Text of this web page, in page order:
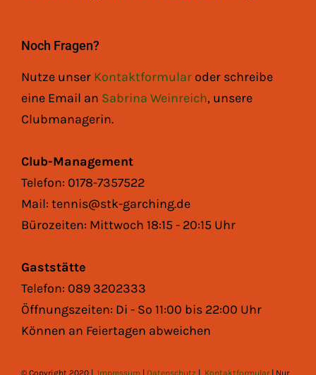
Noch Fragen?
Nutze unser Kontaktformular oder schreibe
eine Email an Sabrina Weinreich, unsere
Clubmanagerin.
Club-Management
Telefon: 0178-7357522
Mail: tennis@stk-garching.de
Bürozeiten: Mittwoch 18:15 - 20:15 Uhr
Gaststätte
Telefon: 089 3202333
Öffnungszeiten: Di - So 11:00 bis 22:00 Uhr
Können an Feiertagen abweichen
© Copyright 2020 | Impressum | Datenschutz | Kontaktformular | Nur